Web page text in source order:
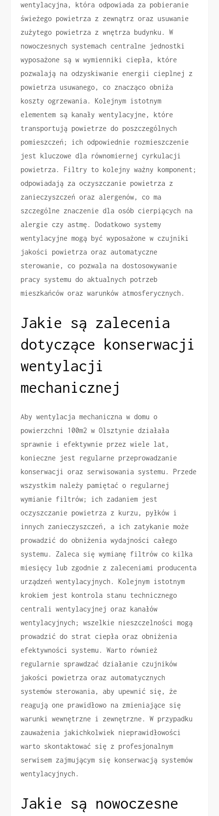
wentylacyjna, która odpowiada za pobieranie
świeżego powietrza z zewnątrz oraz usuwanie
zużytego powietrza z wnętrza budynku. W
nowoczesnych systemach centralne jednostki
wyposażone są w wymienniki ciepła, które
pozwalają na odzyskiwanie energii cieplnej z
powietrza usuwanego, co znacząco obniża
koszty ogrzewania. Kolejnym istotnym
elementem są kanały wentylacyjne, które
transportują powietrze do poszczególnych
pomieszczeń; ich odpowiednie rozmieszczenie
jest kluczowe dla równomiernej cyrkulacji
powietrza. Filtry to kolejny ważny komponent;
odpowiadają za oczyszczanie powietrza z
zanieczyszczeń oraz alergenów, co ma
szczególne znaczenie dla osób cierpiących na
alergie czy astmę. Dodatkowo systemy
wentylacyjne mogą być wyposażone w czujniki
jakości powietrza oraz automatyczne
sterowanie, co pozwala na dostosowywanie
pracy systemu do aktualnych potrzeb
mieszkańców oraz warunków atmosferycznych.
Jakie są zalecenia
dotyczące konserwacji
wentylacji
mechanicznej
Aby wentylacja mechaniczna w domu o
powierzchni 100m2 w Olsztynie działała
sprawnie i efektywnie przez wiele lat,
konieczne jest regularne przeprowadzanie
konserwacji oraz serwisowania systemu. Przede
wszystkim należy pamiętać o regularnej
wymianie filtrów; ich zadaniem jest
oczyszczanie powietrza z kurzu, pyłków i
innych zanieczyszczeń, a ich zatykanie może
prowadzić do obniżenia wydajności całego
systemu. Zaleca się wymianę filtrów co kilka
miesięcy lub zgodnie z zaleceniami producenta
urządzeń wentylacyjnych. Kolejnym istotnym
krokiem jest kontrola stanu technicznego
centrali wentylacyjnej oraz kanałów
wentylacyjnych; wszelkie nieszczelności mogą
prowadzić do strat ciepła oraz obniżenia
efektywności systemu. Warto również
regularnie sprawdzać działanie czujników
jakości powietrza oraz automatycznych
systemów sterowania, aby upewnić się, że
reagują one prawidłowo na zmieniające się
warunki wewnętrzne i zewnętrzne. W przypadku
zauważenia jakichkolwiek nieprawidłowości
warto skontaktować się z profesjonalnym
serwisem zajmującym się konserwacją systemów
wentylacyjnych.
Jakie są nowoczesne